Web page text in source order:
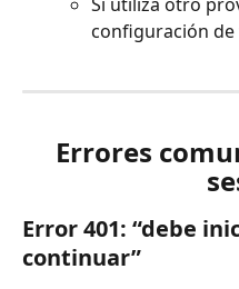
Si utiliza otro
configuración
Errores
Error 401: “debe
continuar”